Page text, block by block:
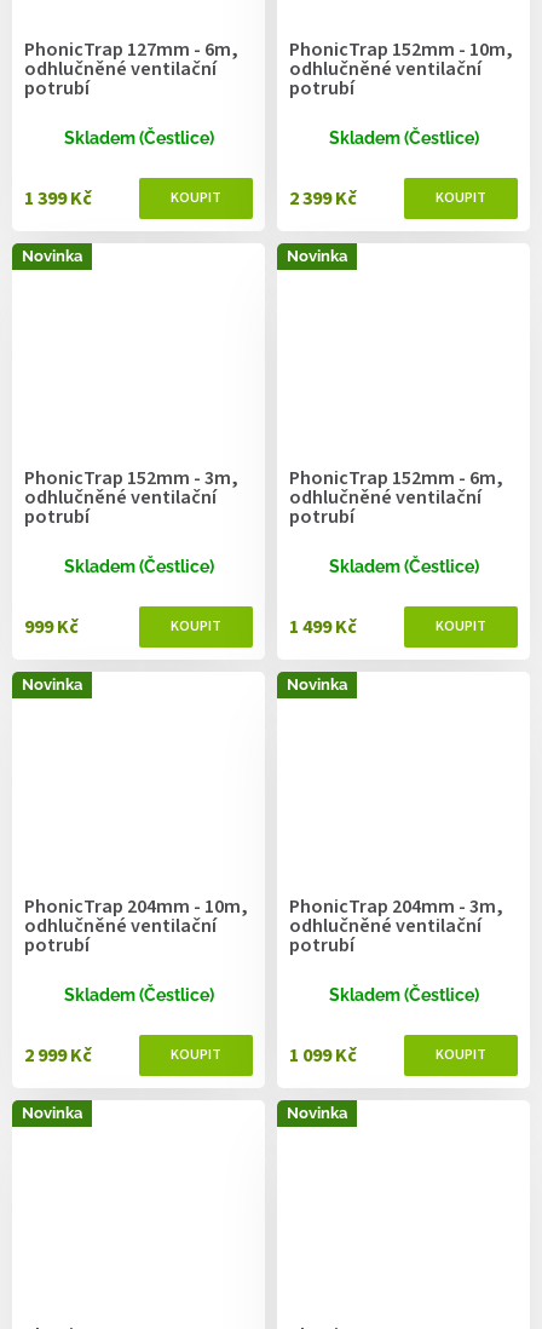
PhonicTrap 127mm - 6m,
odhlučněné ventilační
potrubí
Skladem (Čestlice)
1 399 Kč
PhonicTrap 152mm - 10m,
odhlučněné ventilační
potrubí
Skladem (Čestlice)
2 399 Kč
Novinka
PhonicTrap 152mm - 3m,
odhlučněné ventilační
potrubí
Skladem (Čestlice)
999 Kč
Novinka
PhonicTrap 152mm - 6m,
odhlučněné ventilační
potrubí
Skladem (Čestlice)
1 499 Kč
Novinka
PhonicTrap 204mm - 10m,
odhlučněné ventilační
potrubí
Skladem (Čestlice)
2 999 Kč
Novinka
PhonicTrap 204mm - 3m,
odhlučněné ventilační
potrubí
Skladem (Čestlice)
1 099 Kč
Novinka Novinka